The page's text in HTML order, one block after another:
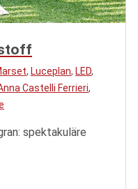
, Luceplan, LED,
Castelli Ferrieri,
spektakuläre